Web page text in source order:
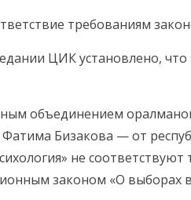
требованиям
ЦИК установлено,
объединением
Бизакова — от
не соответствуют
законом «О выборах